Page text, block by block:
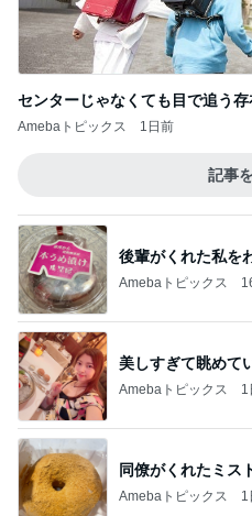
センターじゃなくても目で追う存
Amebaトピックス 1日前
記事
後輩がくれた私を
Amebaトピックス
美しすぎて眺めて
Amebaトピックス 1
同僚がくれたミス
Amebaトピックス 1